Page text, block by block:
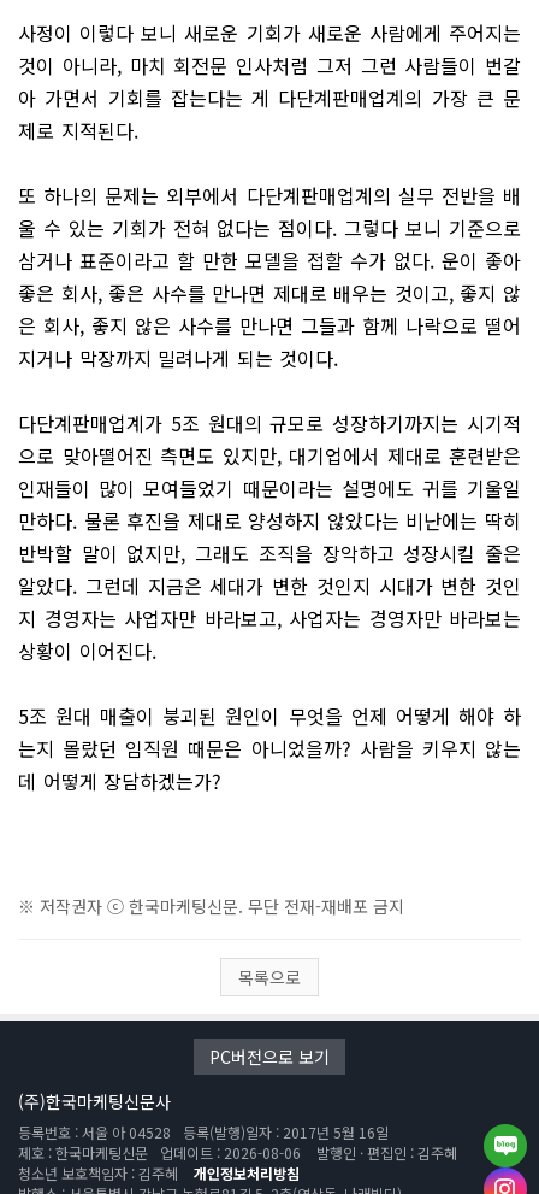
사정이 이렇다 보니 새로운 기회가 새로운 사람에게 주어지는
것이 아니라, 마치 회전문 인사처럼 그저 그런 사람들이 번갈
아 가면서 기회를 잡는다는 게 다단계판매업계의 가장 큰 문
제로 지적된다.
또 하나의 문제는 외부에서 다단계판매업계의 실무 전반을 배
울 수 있는 기회가 전혀 없다는 점이다. 그렇다 보니 기준으로
삼거나 표준이라고 할 만한 모델을 접할 수가 없다. 운이 좋아
좋은 회사, 좋은 사수를 만나면 제대로 배우는 것이고, 좋지 않
은 회사, 좋지 않은 사수를 만나면 그들과 함께 나락으로 떨어
지거나 막장까지 밀려나게 되는 것이다.
다단계판매업계가 5조 원대의 규모로 성장하기까지는 시기적
으로 맞아떨어진 측면도 있지만, 대기업에서 제대로 훈련받은
인재들이 많이 모여들었기 때문이라는 설명에도 귀를 기울일
만하다. 물론 후진을 제대로 양성하지 않았다는 비난에는 딱히
반박할 말이 없지만, 그래도 조직을 장악하고 성장시킬 줄은
알았다. 그런데 지금은 세대가 변한 것인지 시대가 변한 것인
지 경영자는 사업자만 바라보고, 사업자는 경영자만 바라보는
상황이 이어진다.
5조 원대 매출이 붕괴된 원인이 무엇을 언제 어떻게 해야 하
는지 몰랐던 임직원 때문은 아니었을까? 사람을 키우지 않는
데 어떻게 장담하겠는가?
※ 저작권자 ⓒ 한국마케팅신문. 무단 전재-재배포 금지
목록으로
PC버전으로 보기
(주)한국마케팅신문사
등록번호 : 서울 아 04528
등록(발행)일자 : 2017년 5월 16일
제호 : 한국마케팅신문
업데이트 : 2026-08-06
발행인 · 편집인 : 김주혜
청소년 보호책임자 : 김주혜
개인정보처리방침